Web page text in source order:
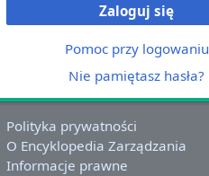
Zaloguj się
Pomoc przy logowaniu
Nie pamiętasz hasła?
Polityka prywatności
O Encyklopedia Zarządzania
Informacje prawne